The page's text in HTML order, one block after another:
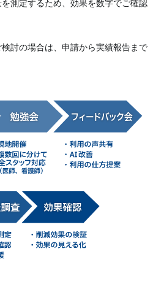
測定するため、効果を数字でご確認
討の場合は、申請から実績報告まで